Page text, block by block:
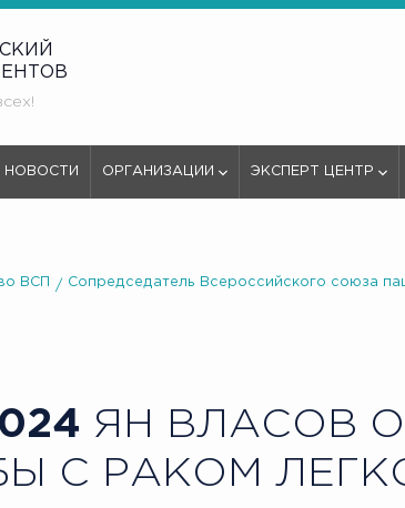
НОВОСТИ ОРГАНИЗАЦИИ ЭКСПЕРТ ЦЕНТР
ВСП Сопредседатель Всероссийского союза
ЯН ВЛАСОВ
С РАКОМ